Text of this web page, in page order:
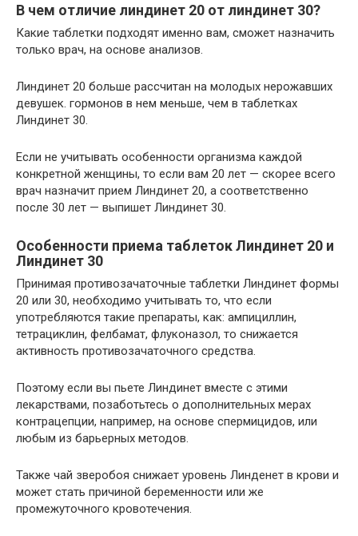
В чем отличие линдинет 20 от линдинет 30?
Какие таблетки подходят именно вам, сможет назначить
только врач, на основе анализов.
Линдинет 20 больше рассчитан на молодых нерожавших
девушек. гормонов в нем меньше, чем в таблетках
Линдинет 30.
Если не учитывать особенности организма каждой
конкретной женщины, то если вам 20 лет — скорее всего
врач назначит прием Линдинет 20, а соответственно
после 30 лет — выпишет Линдинет 30.
Особенности приема таблеток Линдинет 20 и
Линдинет 30
Принимая противозачаточные таблетки Линдинет формы
20 или 30, необходимо учитывать то, что если
употребляются такие препараты, как: ампициллин,
тетрациклин, фелбамат, флуконазол, то снижается
активность противозачаточного средства.
Поэтому если вы пьете Линдинет вместе с этими
лекарствами, позаботьтесь о дополнительных мерах
контрацепции, например, на основе спермицидов, или
любым из барьерных методов.
Также чай зверобоя снижает уровень Линденет в крови и
может стать причиной беременности или же
промежуточного кровотечения.